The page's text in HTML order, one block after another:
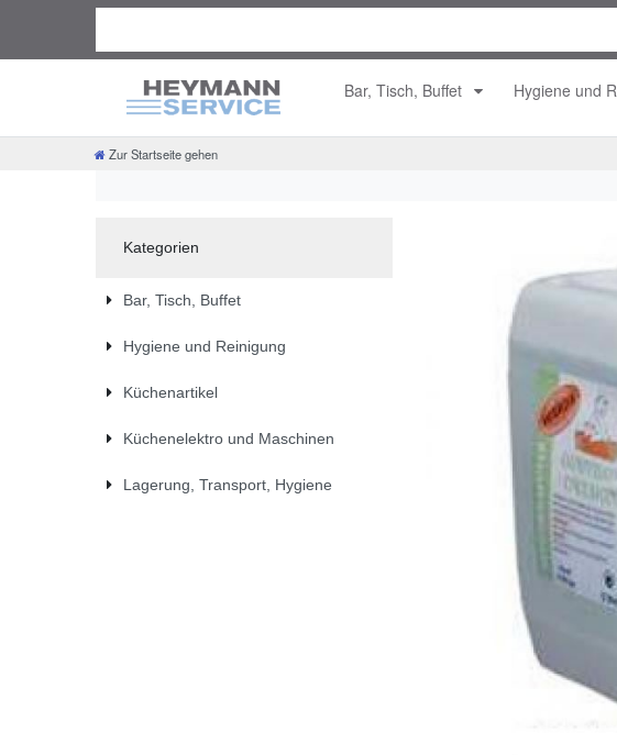
Bar, Tisch, Buffet Hygiene und
Zur Startseite gehen
Kategorien
Bar, Tisch, Buffet
Hygiene und Reinigung
Küchenartikel
Küchenelektro und Maschinen
Lagerung, Transport, Hygiene